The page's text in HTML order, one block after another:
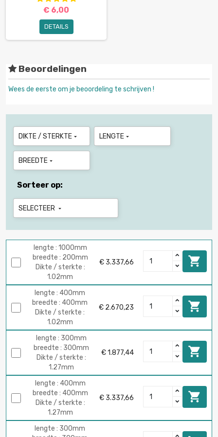
€ 6,00
DETAILS
Beoordelingen
Wees de eerste om je beoordeling te schrijven !
DIKTE / STERKTE  LENGTE 
BREEDTE 
Sorteer op:
SELECTEER 
lengte : 1000mm
breedte : 200mm
Dikte / sterkte :
1.02mm
€ 3.337,66 
lengte : 400mm
breedte : 400mm
Dikte / sterkte :
1.02mm
€ 2.670,23 
lengte : 300mm
breedte : 300mm
Dikte / sterkte :
1.27mm
€ 1.877,44 
lengte : 400mm
breedte : 400mm
Dikte / sterkte :
1.27mm
€ 3.337,66 
lengte : 300mm